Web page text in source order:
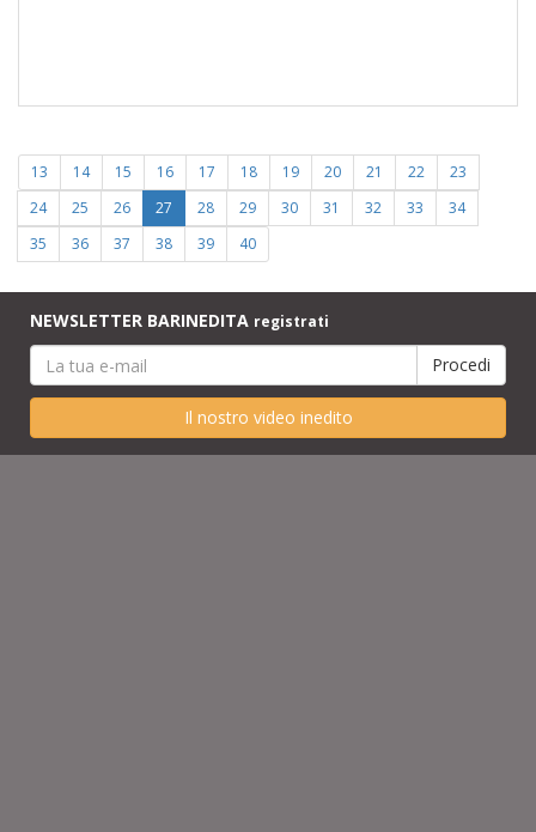
13 14 15 16 17 18 19 20 21 22
23
24
25 26 27 28 29 30 31 32 33
34
35
36 37 38 39 40
NEWSLETTER BARINEDITA registrati
Il nostro video inedito